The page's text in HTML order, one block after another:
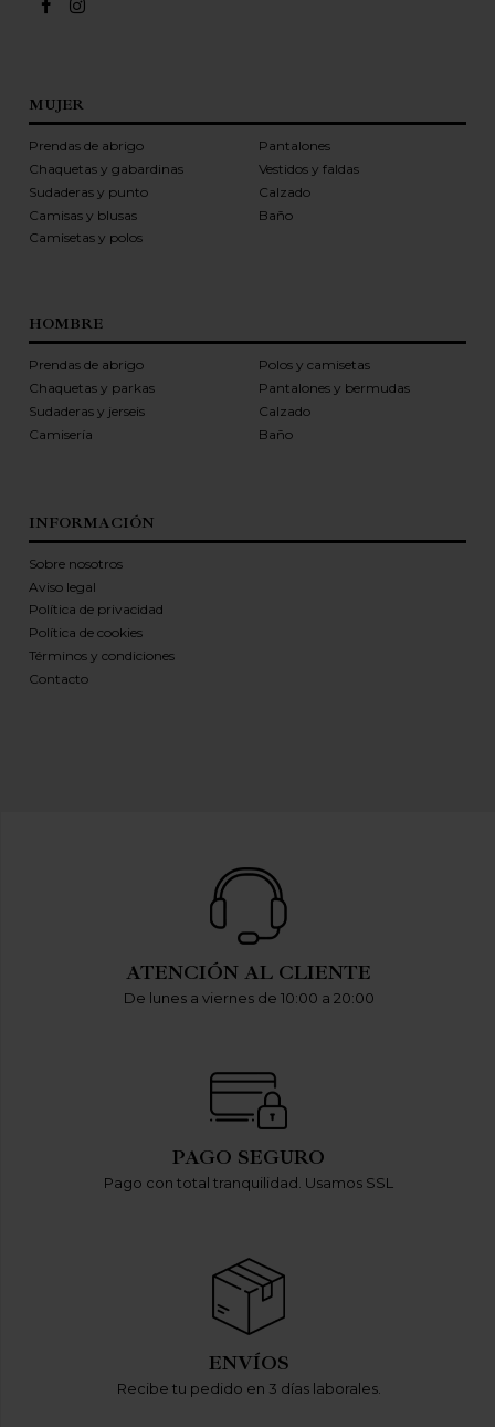
MUJER
Prendas de abrigo
Chaquetas y gabardinas
Sudaderas y punto
Camisas y blusas
Camisetas y polos
Pantalones
Vestidos y faldas
Calzado
Baño
HOMBRE
Prendas de abrigo
Chaquetas y parkas
Sudaderas y jerseis
Camisería
Polos y camisetas
Pantalones y bermudas
Calzado
Baño
INFORMACIÓN
Sobre nosotros
Aviso legal
Política de privacidad
Política de cookies
Términos y condiciones
Contacto
ATENCIÓN AL CLIENTE
De lunes a viernes de 10:00 a 20:00
PAGO SEGURO
Pago con total tranquilidad. Usamos SSL
ENVÍOS
Recibe tu pedido en 3 días laborales.